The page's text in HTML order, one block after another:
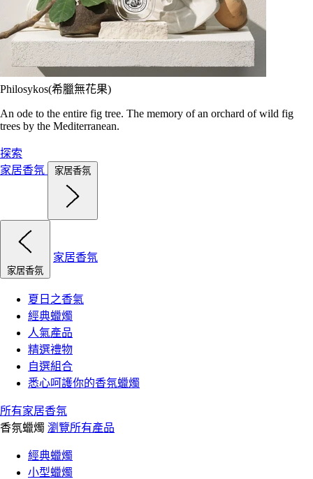
Philosykos(希臘無花果)
An ode to the entire fig tree. The memory of an orchard of wild fig
trees by the Mediterranean.
探索
家居香氛
家居香氛
家居香氛
家居香氛
夏日之香氣
經典蠟燭
人氣產品
精選禮物
自選組合
悉心呵護你的香氛蠟燭
所有家居香氛
香氛蠟燭 瀏覽所有產品
經典蠟燭
小型蠟燭